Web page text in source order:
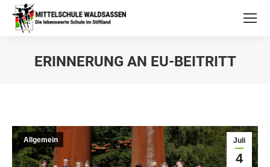
ERINNERUNG AN EU-BEITRITT
Juli
4
Allgemein